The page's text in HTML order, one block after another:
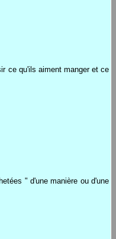
ce qu'ils aiment manger et ce
" d'une manière ou d'une